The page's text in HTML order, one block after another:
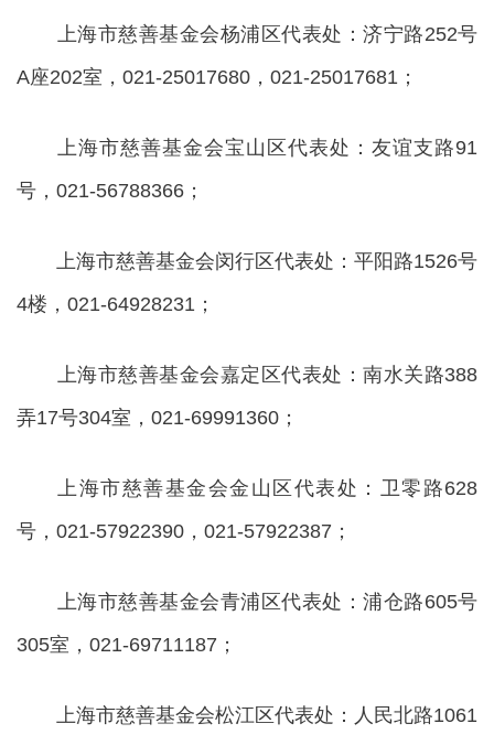
上海市慈善基金会杨浦区代表处：济宁路252号
A座202室，021-25017680，021-25017681；
上海市慈善基金会宝山区代表处：友谊支路91
号，021-56788366；
上海市慈善基金会闵行区代表处：平阳路1526号
4楼，021-64928231；
上海市慈善基金会嘉定区代表处：南水关路388
弄17号304室，021-69991360；
上海市慈善基金会金山区代表处：卫零路628
号，021-57922390，021-57922387；
上海市慈善基金会青浦区代表处：浦仓路605号
305室，021-69711187；
上海市慈善基金会松江区代表处：人民北路1061